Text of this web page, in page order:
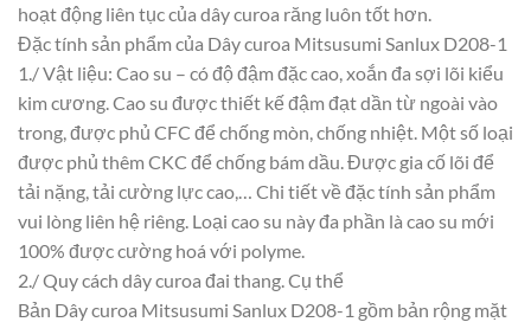
hoạt động liên tục của dây curoa răng luôn tốt hơn.
Đặc tính sản phẩm của Dây curoa Mitsusumi Sanlux D208-1
1./ Vật liệu: Cao su – có độ đậm đặc cao, xoắn đa sợi lõi kiểu
kim cương. Cao su được thiết kế đậm đạt dần từ ngoài vào
trong, được phủ CFC để chống mòn, chống nhiệt. Một số loại
được phủ thêm CKC để chống bám dầu. Được gia cố lõi để
tải nặng, tải cường lực cao,… Chi tiết về đặc tính sản phẩm
vui lòng liên hệ riêng. Loại cao su này đa phần là cao su mới
100% được cường hoá với polyme.
2./ Quy cách dây curoa đai thang. Cụ thể
Bản Dây curoa Mitsusumi Sanlux D208-1 gồm bản rộng mặt